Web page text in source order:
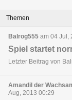
Themen
Balrog555 am 04 Jul,
Spiel startet
Letzter Beitrag von
Amandil der
Aug, 2013 00:29